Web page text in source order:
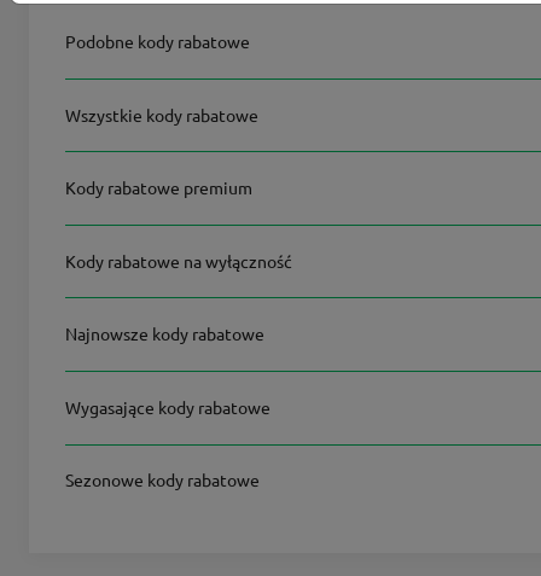
Podobne kody rabatowe
Wszystkie kody rabatowe
Kody rabatowe premium
Kody rabatowe na wyłączność
Najnowsze kody rabatowe
Wygasające kody rabatowe
Sezonowe kody rabatowe